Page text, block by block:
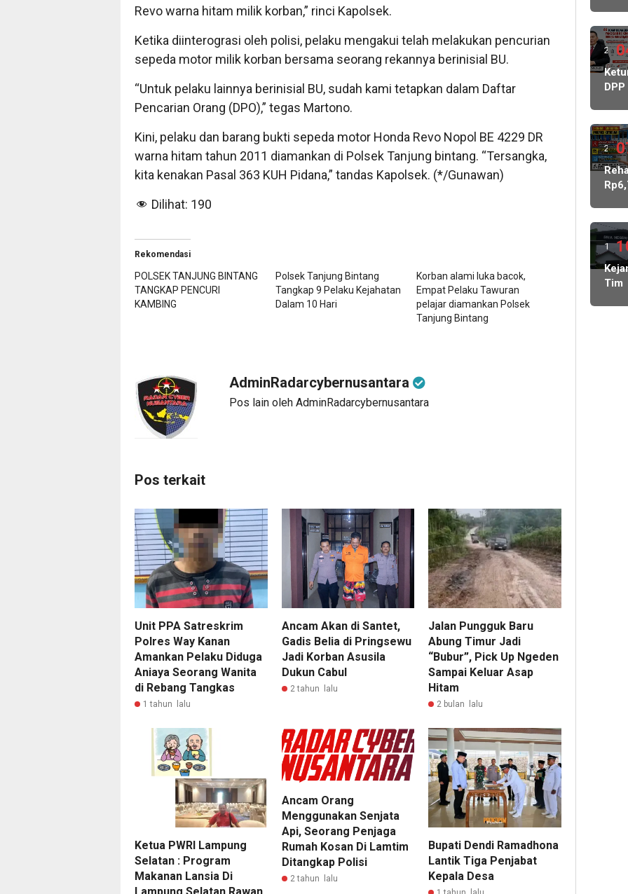
Revo warna hitam milik korban,” rinci Kapolsek.
Ketika diinterograsi oleh polisi, pelaku mengakui telah melakukan pencurian
sepeda motor milik korban bersama seorang rekannya berinisial BU.
“Untuk pelaku lainnya berinisial BU, sudah kami tetapkan dalam Daftar
Pencarian Orang (DPO),” tegas Martono.
Kini, pelaku dan barang bukti sepeda motor Honda Revo Nopol BE 4229 DR
warna hitam tahun 2011 diamankan di Polsek Tanjung bintang. “Tersangka,
kita kenakan Pasal 363 KUH Pidana,” tandas Kapolsek. (*/Gunawan)
Dilihat: 190
Rekomendasi
POLSEK TANJUNG BINTANG
TANGKAP PENCURI
KAMBING
Polsek Tanjung Bintang
Tangkap 9 Pelaku Kejahatan
Dalam 10 Hari
Korban alami luka bacok,
Empat Pelaku Tawuran
pelajar diamankan Polsek
Tanjung Bintang
AdminRadarcybernusantara
Pos lain oleh AdminRadarcybernusantara
Pos terkait
Unit PPA Satreskrim
Polres Way Kanan
Amankan Pelaku Diduga
Aniaya Seorang Wanita
di Rebang Tangkas
1 tahun lalu
Ancam Akan di Santet,
Gadis Belia di Pringsewu
Jadi Korban Asusila
Dukun Cabul
2 tahun lalu
Jalan Pungguk Baru
Abung Timur Jadi
“Bubur”, Pick Up Ngeden
Sampai Keluar Asap
Hitam
2 bulan lalu
Ketua PWRI Lampung
Selatan : Program
Makanan Lansia Di
Ancam Orang
Menggunakan Senjata
Api, Seorang Penjaga
Rumah Kosan Di Lamtim
Ditangkap Polisi
2 tahun lalu
Bupati Dendi Ramadhona
Lantik Tiga Penjabat
Kepala Desa
Juta
Ke
2
lalu
DPP
Dana
dan
Buka
2
lalu
Juta
1
lalu
Tim